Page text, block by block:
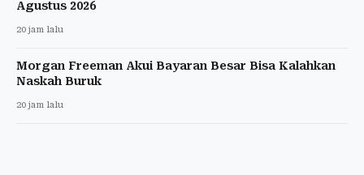
Agustus 2026
20 jam lalu
Morgan Freeman Akui Bayaran Besar Bisa Kalahkan
Naskah Buruk
20 jam lalu